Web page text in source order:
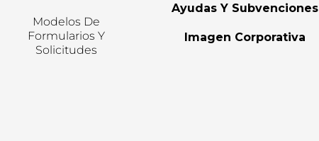
Modelos De
Formularios Y
Solicitudes
Ayudas Y Subvenciones
Imagen Corporativa